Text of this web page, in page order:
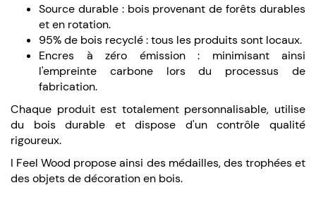
Source durable : bois provenant de forêts durables
et en rotation.
95% de bois recyclé : tous les produits sont locaux.
Encres à zéro émission : minimisant ainsi
l'empreinte carbone lors du processus de
fabrication.
Chaque produit est totalement personnalisable, utilise
du bois durable et dispose d'un contrôle qualité
rigoureux.
I Feel Wood propose ainsi des médailles, des trophées et
des objets de décoration en bois.